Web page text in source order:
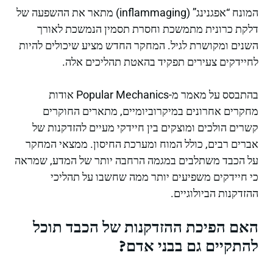
המונח “אפגנינג” (inflammaging) מתאר את ההשפעה של
דלקת כרונית מתמשכת וחסרת תסמין הנמשכת לאורך
השנים ומקושרת לגיל. המחקר החדש מציע שיכולים להיות
לחיידקים צעירים תפקיד בהאטת תהליכים אלה.
בהתבסס על מאמר מ-Popular Mechanics אודות
מחקרים אחרונים במיקרוביומיים, מתארים החוקרים
קשרים הולכים ומוצקים בין חיידקי מעיים להזדקנות של
אברים רבים, כולל המוח ומערכת החיסון. ממצאי המחקר
על הכבד משתלבים במגמה הרחבה יותר של המדע, שמראה
כי חיידקים משפיעים יותר ממה שחשבו על תהליכי
ההזדקנות הביולוגיים.
האם הפיכת ההזדקנות של הכבד תוכל
להתקיים גם בבני אדם?